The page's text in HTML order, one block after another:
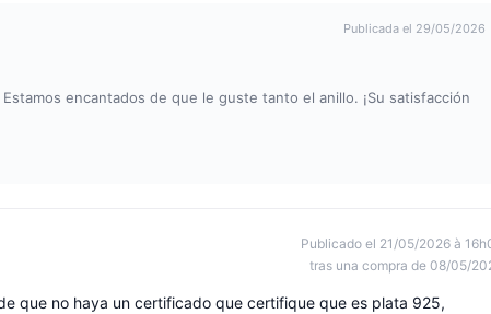
Publicada el 29/05/2026
encantados de que le guste tanto el anillo. ¡Su satisfacción
Publicado el 21/05/2026 à
tras una compra de 08/05/
que no haya un certificado que certifique que es plata 925,